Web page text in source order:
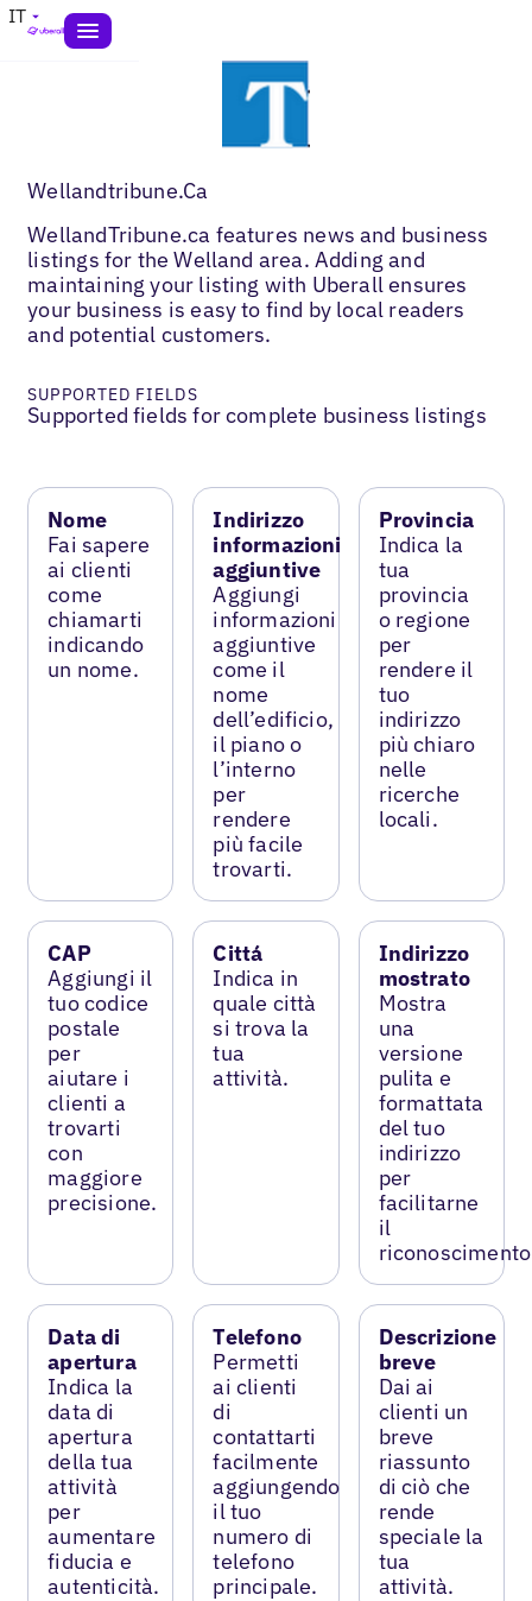
IT
Wellandtribune.Ca
WellandTribune.ca features news and business
listings for the Welland area. Adding and
maintaining your listing with Uberall ensures
your business is easy to find by local readers
and potential customers.
SUPPORTED FIELDS
Supported fields for complete business listings
Nome
Fai sapere
ai clienti
come
chiamarti
indicando
un nome.
Indirizzo
informazioni
aggiuntive
Aggiungi
informazioni
aggiuntive
come il
nome
dell’edificio,
il piano o
l’interno
per
rendere
più facile
trovarti.
Provincia
Indica la
tua
provincia
o regione
per
rendere il
tuo
indirizzo
più chiaro
nelle
ricerche
locali.
CAP
Aggiungi il
tuo codice
postale
per
aiutare i
clienti a
trovarti
con
maggiore
precisione.
Cittá
Indica in
quale città
si trova la
tua
attività.
Indirizzo
mostrato
Mostra
una
versione
pulita e
formattata
del tuo
indirizzo
per
facilitarne
il
Data di
apertura
Indica la
data di
apertura
della tua
attività
per
aumentare
fiducia e
autenticità.
Telefono
Permetti
ai clienti
di
contattarti
facilmente
aggiungendo
il tuo
numero di
telefono
principale.
Descrizione
breve
Dai ai
clienti un
breve
riassunto
di ciò che
rende
speciale la
tua
attività.